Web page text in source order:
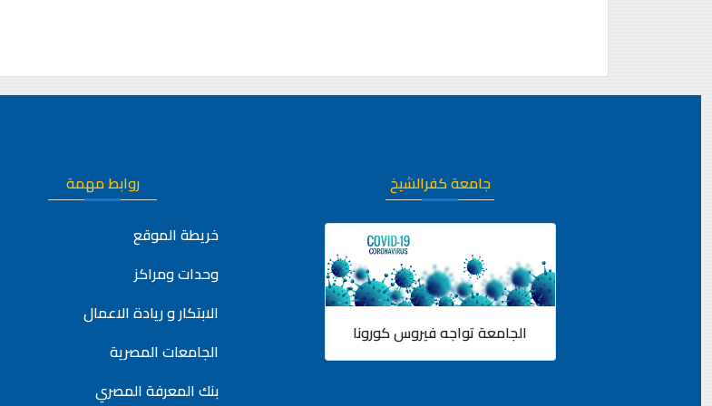
جامعة كفرالشيخ
الجامعة تواجه فيروس كورونا
روابط مهمة
خريطة الموقع
وحدات ومراكز
الابتكار و ريادة الاعمال
الجامعات المصرية
بنك المعرفة المصري